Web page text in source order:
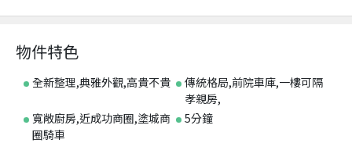
物件特色
全新整理,典雅外觀,高貴不貴
傳統格局,前院車庫,一樓可隔
孝親房,
寬敞廚房,近成功商圈,塗城商
圈騎車
5分鐘